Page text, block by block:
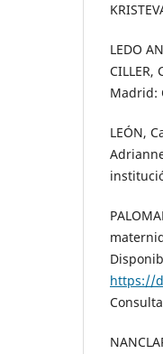
LEDO
Madrid:
LEÓN,
https://